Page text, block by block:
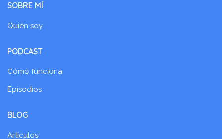
SOBRE MÍ
Quién soy
PODCAST
Cómo funciona
Episodios
BLOG
Artículos